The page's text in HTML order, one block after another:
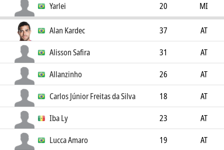
Yarlei
20 MI
Alan Kardec 37
AT
Alisson Safira
31
AT
Allanzinho
26
AT
Carlos Júnior Freitas da Silva
18
AT
Iba Ly
23
AT
Lucca Amaro
19
AT